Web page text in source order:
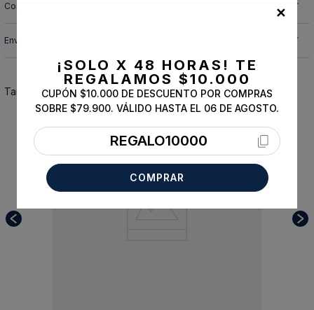
Composición
Envíos, cambios y devoluciones
También te podría interesar
✕
¡SOLO X 48 HORAS! TE
REGALAMOS $10.000
CUPÓN $10.000 DE DESCUENTO POR COMPRAS
SOBRE $79.900. VÁLIDO HASTA EL 06 DE AGOSTO.
REGALO10000
COMPRAR